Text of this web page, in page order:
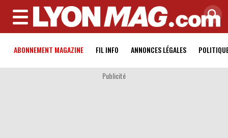
MENU
ABONNEMENT MAGAZINE FIL INFO ANNONCES LÉGALES
Publicité